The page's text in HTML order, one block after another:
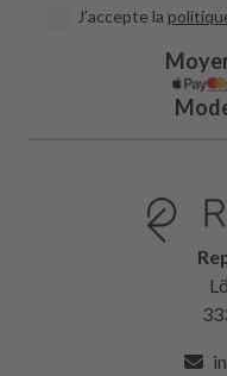
J’accepte la